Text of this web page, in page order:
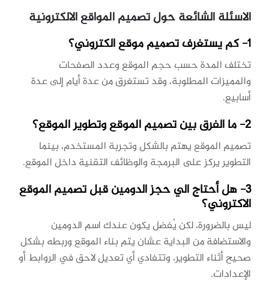
الاسئلة الشائعة حول تصميم المواقع الالكترونية
1- كم يستغرف تصميم موقع الكتروني؟
تختلف المدة حسب حجم الموقع وعدد الصفحات
والمميزات المطلوبة، وقد تستغرق من عدة أيام إلى عدة
أسابيع.
2- ما الفرق بين تصميم الموقع وتطوير الموقع؟
تصميم الموقع يهتم بالشكل وتجربة المستخدم، بينما
التطوير يركز على البرمجة والوظائف التقنية داخل الموقع.
3- هل أحتاج الي حجز الدومين قبل تصميم الموقع
الاكتروني؟
ليس بالضرورة، لكن يُفضل يكون عندك اسم الدومين
والاستضافة من البداية عشان يتم بناء الموقع وربطه بشكل
صحيح أثناء التطوير، وتتفادي أي تعديل لاحق في الروابط أو
الإعدادات.